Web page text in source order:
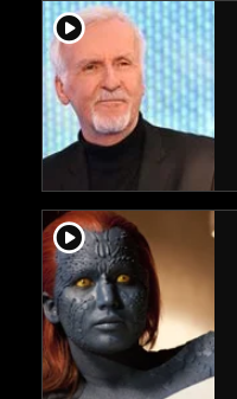
player2
player2